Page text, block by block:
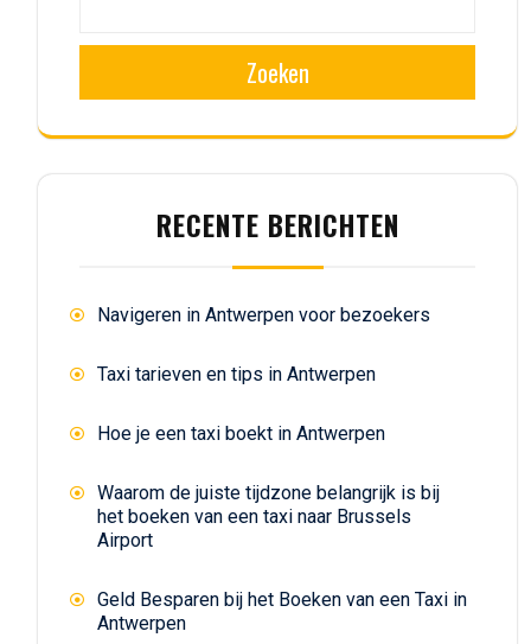
Zoeken
RECENTE BERICHTEN
Navigeren in Antwerpen voor bezoekers
Taxi tarieven en tips in Antwerpen
Hoe je een taxi boekt in Antwerpen
Waarom de juiste tijdzone belangrijk is bij
het boeken van een taxi naar Brussels
Airport
Geld Besparen bij het Boeken van een Taxi in
Antwerpen